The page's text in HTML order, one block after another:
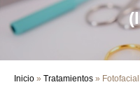
Inicio » Tratamientos »
Precios
Cómo Llegar